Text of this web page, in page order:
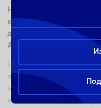
Неиспользуемая
квартире может стать
дополнительного
Airbnb
Не секрет, что в руках
владельцев
может стать ценной
квартира или дом,